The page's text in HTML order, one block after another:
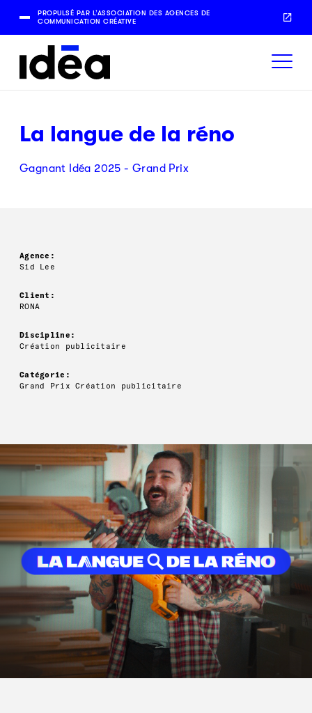
PROPULSÉ PAR L’ASSOCIATION DES AGENCES DE
COMMUNICATION CRÉATIVE
La langue de la réno
Gagnant Idéa 2025 - Grand Prix
Agence:
Sid Lee
Client:
RONA
Discipline:
Création publicitaire
Catégorie:
Grand Prix Création publicitaire